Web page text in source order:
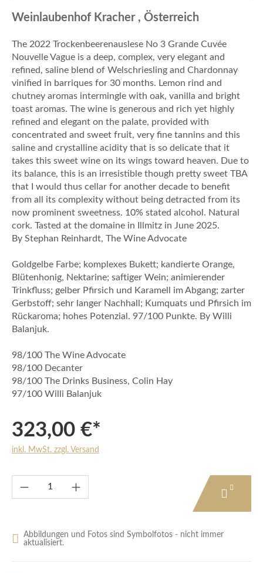
Weinlaubenhof Kracher , Österreich
The 2022 Trockenbeerenauslese No 3 Grande Cuvée
Nouvelle Vague is a deep, complex, very elegant and
refined, saline blend of Welschriesling and Chardonnay
vinified in barriques for 30 months. Lemon rind and
chutney aromas intermingle with oak, vanilla and bright
toast aromas. The wine is generous and rich yet highly
refined and elegant on the palate, provided with
concentrated and sweet fruit, very fine tannins and this
saline and crystalline acidity that is so delicate that it
takes this sweet wine on its wings toward heaven. Due to
its balance, this is an irresistible though pretty sweet TBA
that I would thus cellar for another decade to benefit
from all its complexity without being detracted from its
now prominent sweetness. 10% stated alcohol. Natural
cork. Tasted at the domaine in Illmitz in June 2025.
By Stephan Reinhardt, The Wine Advocate
Goldgelbe Farbe; komplexes Bukett; kandierte Orange,
Blütenhonig, Nektarine; saftiger Wein; animierender
Trinkfluss; gelber Pfirsich und Karamell im Abgang; zarter
Gerbstoff; sehr langer Nachhall; Kumquats und Pfirsich im
Rückaroma; hohes Potenzial. 97/100 Punkte. By Willi
Balanjuk.
98/100 The Wine Advocate
98/100 Decanter
98/100 The Drinks Business, Colin Hay
97/100 Willi Balanjuk
323,00 €*
inkl. MwSt. zzgl. Versand
Produkt Anzahl: Gib den gewünschten
Abbildungen und Fotos sind Symbolfotos - nicht immer
aktualisiert.